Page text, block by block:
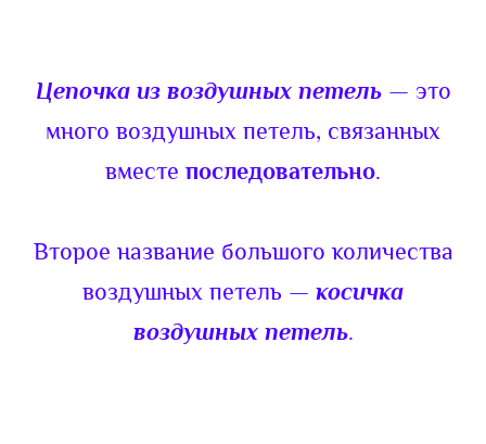
Цепочка из воздушных петель— это
много воздушных петель, связанных
вместе последовательно.
Второе название большого количества
воздушных петель — косичка
воздушных петель.